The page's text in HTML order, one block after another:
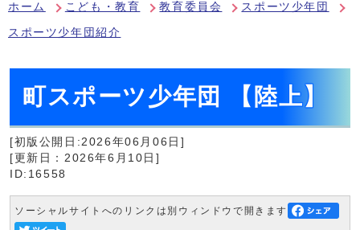
ホーム こども・教育 教育委員会 スポーツ少年団
スポーツ少年団紹介
町スポーツ少年団 【陸上】
[初版公開日:2026年06月06日]
[更新日：2026年6月10日]
ID:16558
ソーシャルサイトへのリンクは別ウィンドウで開きます